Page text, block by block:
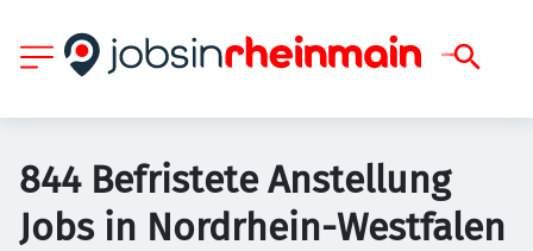
844 Befristete Anstellung
Jobs in Nordrhein-Westfalen